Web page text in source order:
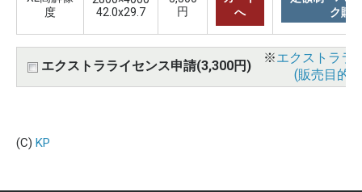
度
42.0x29.7
円
へ
ク購
エクストラライセンス申請(3,300円)
※エクストララ
(販売目的
(C) KP